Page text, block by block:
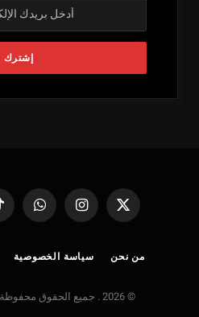
X
الانستغرامواتساب
من نحن سياسة الخصوصية
© 2026 . جميع الحقوق محفوظة بواسطة